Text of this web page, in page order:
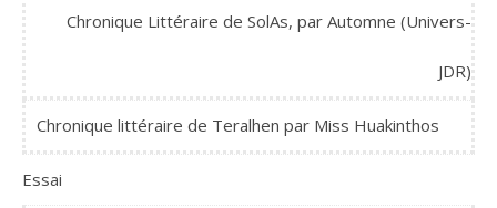
Chronique Littéraire de SolAs, par Automne (Univers-
JDR)
Chronique littéraire de Teralhen par Miss Huakinthos
Essai